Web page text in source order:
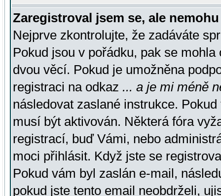
Zaregistroval jsem se, ale
Nejprve zkontrolujte, že zadáváte
Pokud jsou v pořádku, pak se
dvou věcí. Pokud je umožněna
registraci na odkaz ... a je mi méně
následovat zaslané instrukce.
musí být aktivován. Některá fóra
registrací, buď Vámi, nebo
moci přihlásit. Když jste se
Pokud vám byl zaslán e-mail,
pokud jste tento email neobdrželi,